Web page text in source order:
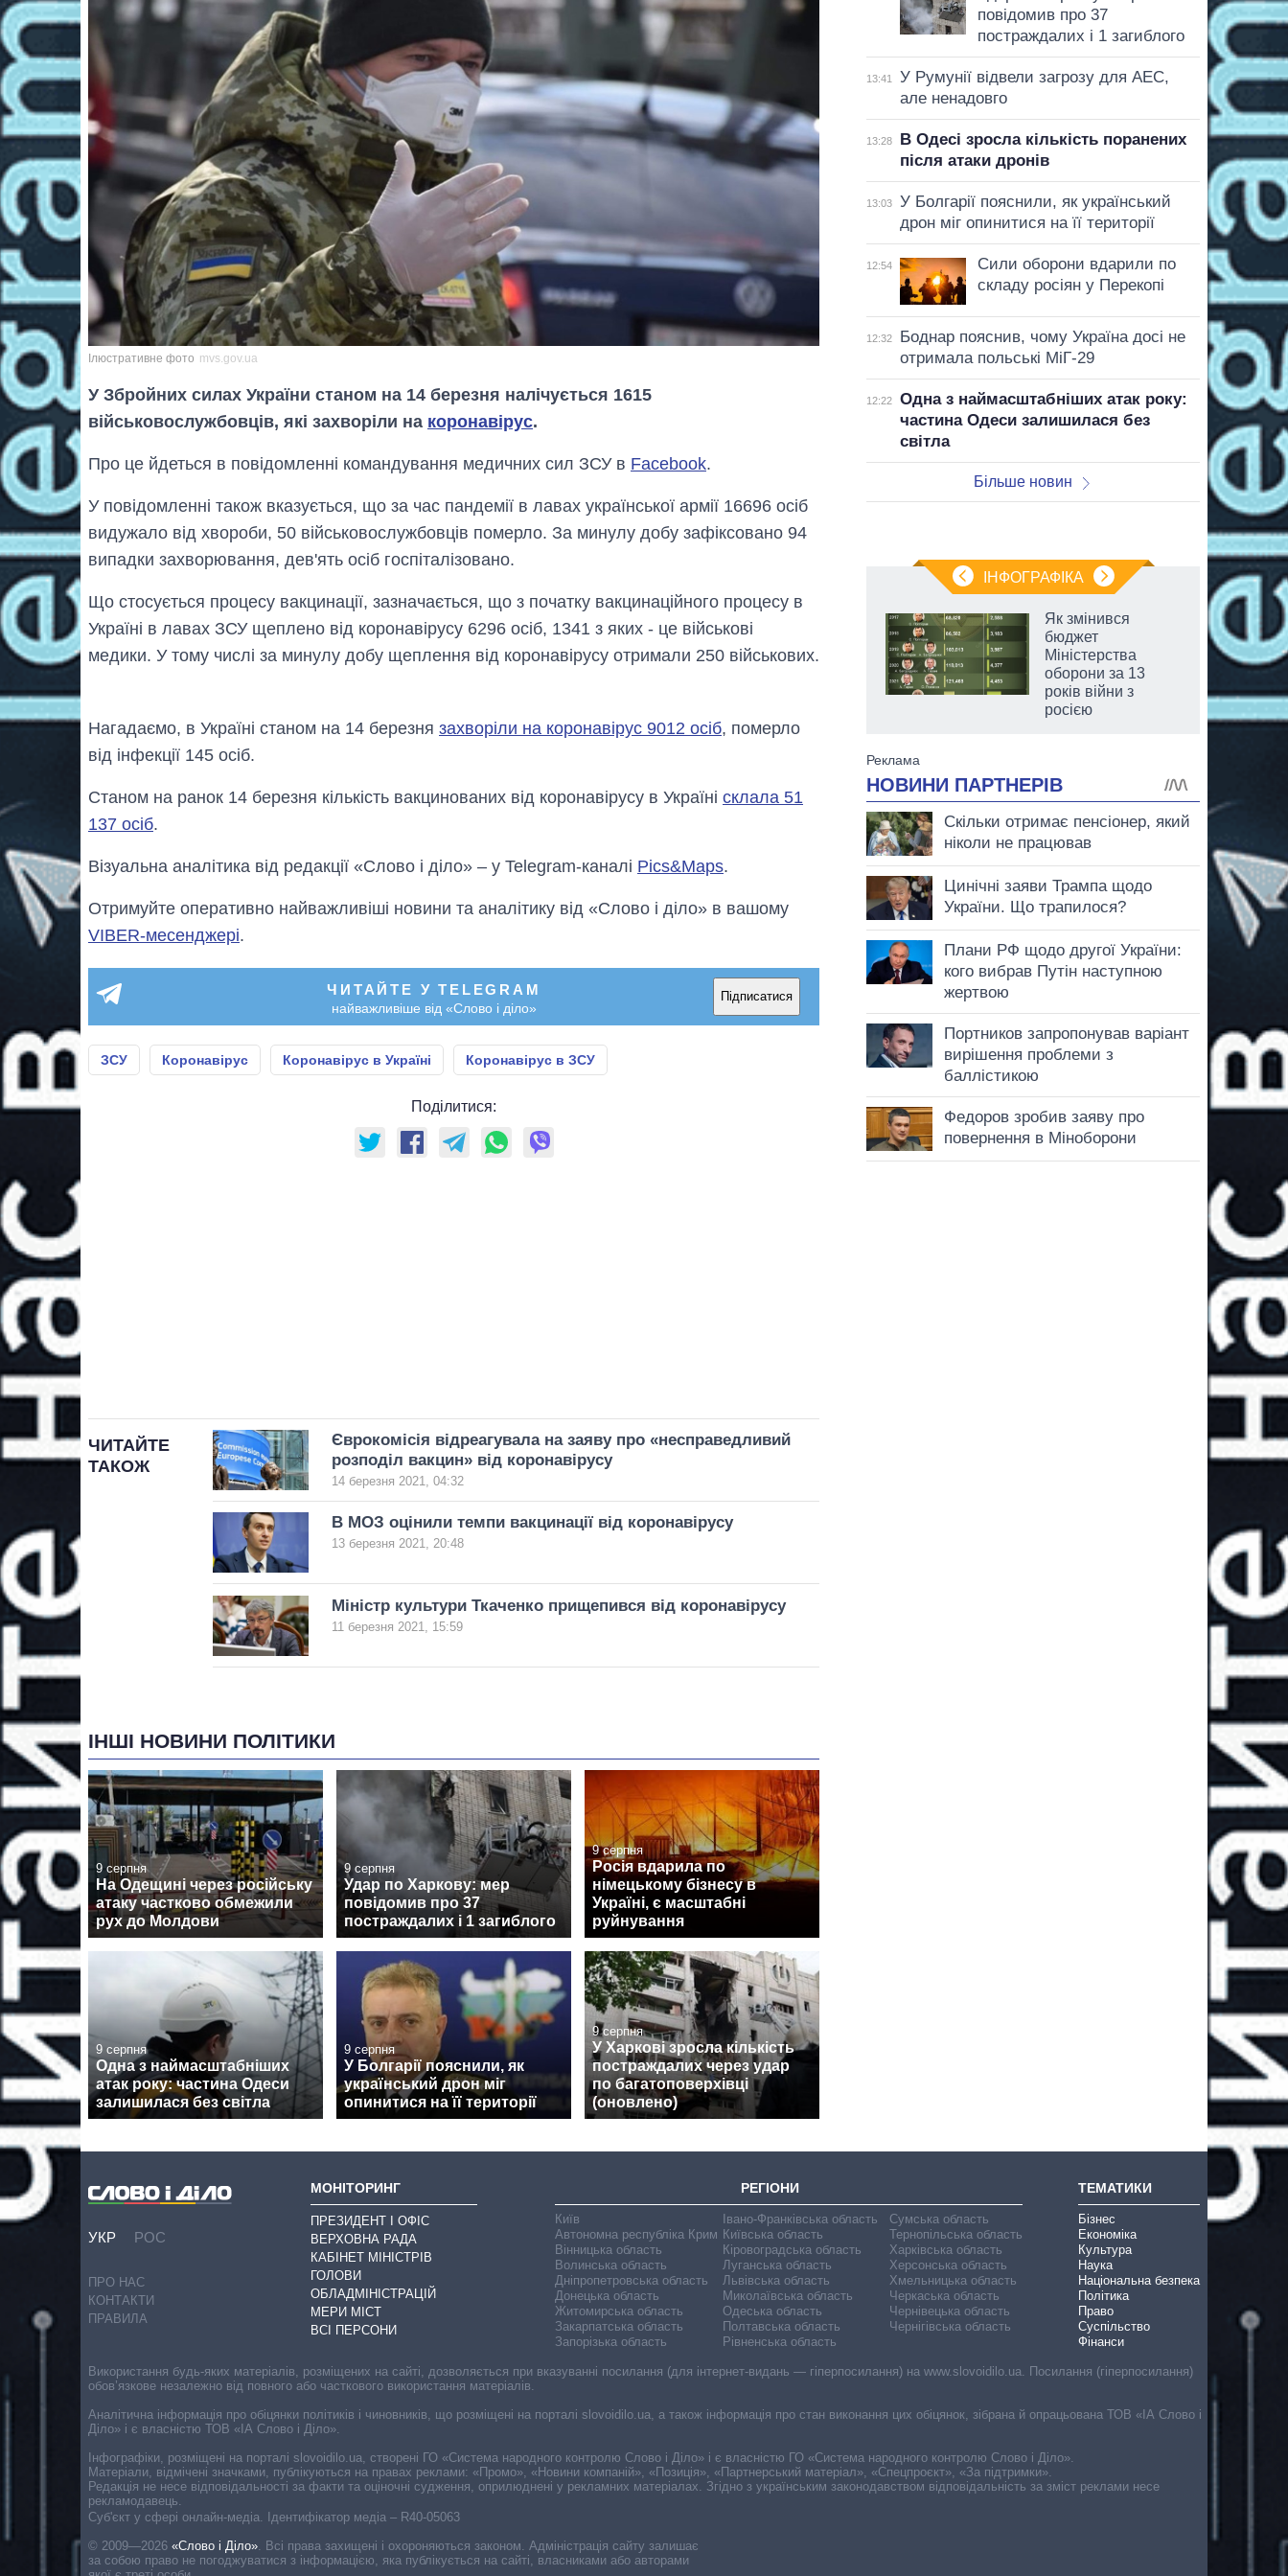
Ілюстративне фото mvs.gov.ua
У Збройних силах України станом на 14 березня налічується 1615
військовослужбовців, які захворіли на коронавірус.
Про це йдеться в повідомленні командування медичних сил ЗСУ в Facebook.
У повідомленні також вказується, що за час пандемії в лавах української армії 16696 осіб
видужало від хвороби, 50 військовослужбовців померло. За минулу добу зафіксовано 94
випадки захворювання, дев'ять осіб госпіталізовано.
Що стосується процесу вакцинації, зазначається, що з початку вакцинаційного процесу в
Україні в лавах ЗСУ щеплено від коронавірусу 6296 осіб, 1341 з яких - це військові
медики. У тому числі за минулу добу щеплення від коронавірусу отримали 250 військових.
Нагадаємо, в Україні станом на 14 березня захворіли на коронавірус 9012 осіб, померло
від інфекції 145 осіб.
Станом на ранок 14 березня кількість вакцинованих від коронавірусу в Україні склала 51
137 осіб.
Візуальна аналітика від редакції «Слово і діло» – у Telegram-каналі Pics&Maps.
Отримуйте оперативно найважливіші новини та аналітику від «Слово і діло» в вашому
VIBER-месенджері.
ЧИТАЙТЕ У TELEGRAM
найважливіше від «Слово і діло»
Підписатися
ЗСУ Коронавірус Коронавірус в Україні Коронавірус в ЗСУ
Поділитися:
ЧИТАЙТЕ
ТАКОЖ
Єврокомісія відреагувала на заяву про «несправедливий
розподіл вакцин» від коронавірусу
14 березня 2021, 04:32
В МОЗ оцінили темпи вакцинації від коронавірусу
13 березня 2021, 20:48
Міністр культури Ткаченко прищепився від коронавірусу
11 березня 2021, 15:59
ІНШІ НОВИНИ ПОЛІТИКИ
9 серпня
На Одещині через російську
атаку частково обмежили
рух до Молдови
9 серпня
Удар по Харкову: мер
повідомив про 37
постраждалих і 1 загиблого
9 серпня
Росія вдарила по
німецькому бізнесу в
Україні, є масштабні
руйнування
9 серпня
Одна з наймасштабніших
атак року: частина Одеси
залишилася без світла
9 серпня
У Болгарії пояснили, як
український дрон міг
опинитися на її території
9 серпня
У Харкові зросла кількість
постраждалих через удар
по багатоповерхівці
(оновлено)
повідомив про 37
постраждалих і 1 загиблого
13:41
У Румунії відвели загрозу для АЕС,
але ненадовго
13:28
В Одесі зросла кількість поранених
після атаки дронів
13:03
У Болгарії пояснили, як український
дрон міг опинитися на її території
12:54
Сили оборони вдарили по
складу росіян у Перекопі
12:32
Боднар пояснив, чому Україна досі не
отримала польські МіГ-29
12:22
Одна з наймасштабніших атак року:
частина Одеси залишилася без
світла
Більше новин
ІНФОГРАФІКА
Дефіцит пам’яті:
як зріс попит на
чипи за останні
Як змінився
бюджет
Міністерства
оборони за 13
років війни з
росією
УКР РОС
ПРО НАС
КОНТАКТИ
ПРАВИЛА
МОНІТОРИНГ
ПРЕЗИДЕНТ І ОФІС
ВЕРХОВНА РАДА
КАБІНЕТ МІНІСТРІВ
ГОЛОВИ
ОБЛАДМІНІСТРАЦІЙ
МЕРИ МІСТ
ВСІ ПЕРСОНИ
РЕГІОНИ
Київ
Автономна республіка Крим
Вінницька область
Волинська область
Дніпропетровська область
Донецька область
Житомирська область
Закарпатська область
Запорізька область
Івано-Франківська область
Київська область
Кіровоградська область
Луганська область
Львівська область
Миколаївська область
Одеська область
Полтавська область
Рівненська область
Сумська область
Тернопільська область
Харківська область
Херсонська область
Хмельницька область
Черкаська область
Чернівецька область
Чернігівська область
ТЕМАТИКИ
Бізнес
Економіка
Культура
Наука
Національна безпека
Політика
Право
Суспільство
Фінанси
Cуб'єкт у сфері онлайн-медіа. Ідентифікатор медіа – R40-05063
© 2009—2026 «Слово і Діло». Всі права захищені і охороняються законом. Адміністрація сайту залишає
за собою право не погоджуватися з інформацією, яка публікується на сайті, власниками або авторами
Використання будь-яких матеріалів, розміщених на сайті, дозволяється при вказуванні посилання (для інтернет-видань — гіперпосилання) на www.slovoidilo.ua. Посилання (гіперпосилання)
обов’язкове незалежно від повного або часткового використання матеріалів.
Аналітична інформація про обіцянки політиків і чиновників, що розміщені на порталі slovoidilo.ua, а також інформація про стан виконання цих обіцянок, зібрана й опрацьована ТОВ «ІА Слово і
Діло» і є власністю ТОВ «ІА Слово і Діло».
Інфографіки, розміщені на порталі slovoidilo.ua, створені ГО «Система народного контролю Слово і Діло» і є власністю ГО «Система народного контролю Слово і Діло».
Матеріали, відмічені значками, публікуються на правах реклами: «Промо», «Новини компаній», «Позиція», «Партнерський матеріал», «Спецпроєкт», «За підтримки».
Редакція не несе відповідальності за факти та оціночні судження, оприлюднені у рекламних матеріалах. Згідно з українським законодавством відповідальність за зміст реклами несе
рекламодавець.